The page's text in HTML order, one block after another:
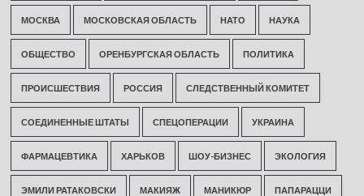
МОСКВА МОСКОВСКАЯ ОБЛАСТЬ НАТО НАУКА
ОБЩЕСТВО ОРЕНБУРГСКАЯ ОБЛАСТЬ ПОЛИТИКА
ПРОИСШЕСТВИЯ РОССИЯ СЛЕДСТВЕННЫЙ КОМИТЕТ
СОЕДИНЕННЫЕ ШТАТЫ СПЕЦОПЕРАЦИИ УКРАИНА
ФАРМАЦЕВТИКА ХАРЬКОВ ШОУ-БИЗНЕС ЭКОЛОГИЯ
ЭМИЛИ РАТАКОВСКИ МАКИЯЖ МАНИКЮР ПАПАРАЦЦИ